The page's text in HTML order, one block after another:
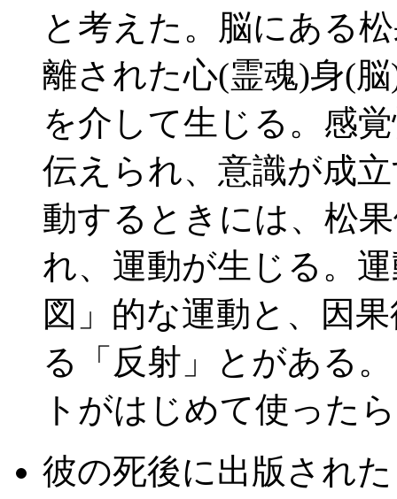
と考えた。脳にある
離された心(霊魂)身(
を介して生じる。感
伝えられ、意識が成
動するときには、松
れ、運動が生じる。
図」的な運動と、因
る「反射」とがある
トがはじめて使った
彼の死後に出版され